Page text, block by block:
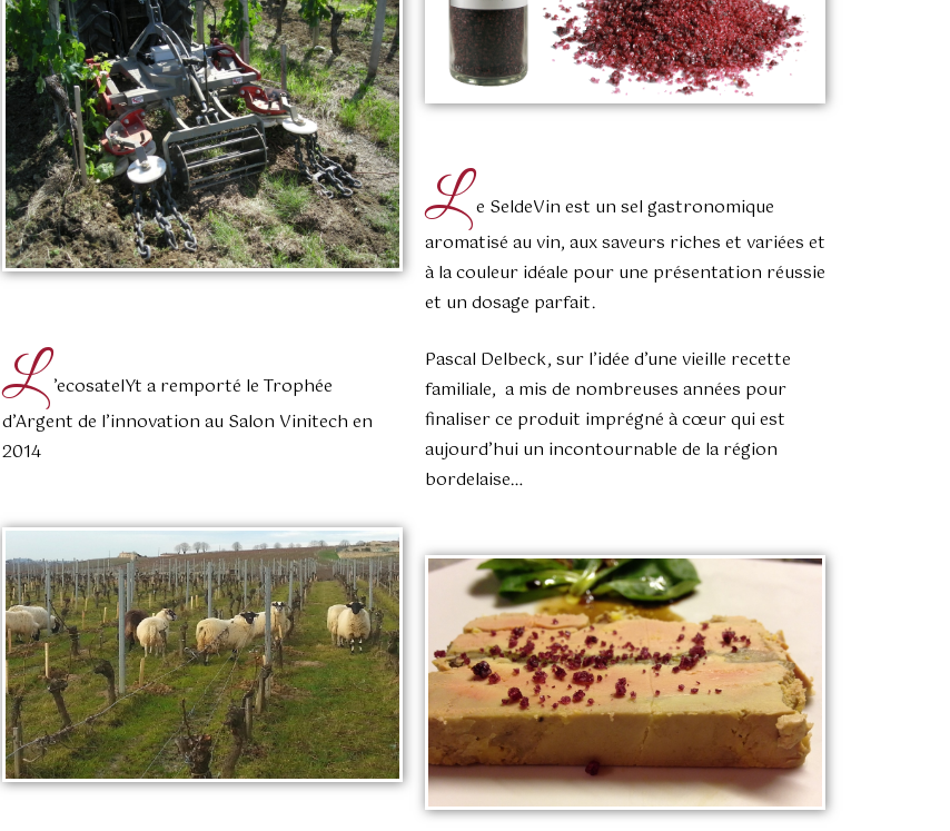
L ’ecosatelYt a remporté le Trophée
d’Argent de l’innovation au Salon Vinitech en
2014
L e SeldeVin est un sel gastronomique
aromatisé au vin, aux saveurs riches et variées et
à la couleur idéale pour une présentation réussie
et un dosage parfait.
Pascal Delbeck, sur l’idée d’une vieille recette
familiale, a mis de nombreuses années pour
finaliser ce produit imprégné à cœur qui est
aujourd’hui un incontournable de la région
bordelaise…